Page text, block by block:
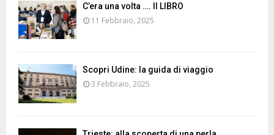
C’era una volta …. Il LIBRO
11 Febbraio, 2025
Scopri Udine: la guida di viaggio
3 Febbraio, 2025